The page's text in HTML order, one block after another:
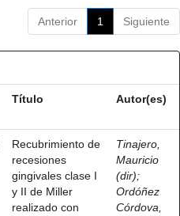
Anterior 1 Siguiente
Título Autor(es)
Recubrimiento de
recesiones
gingivales clase I
y II de Miller
realizado con
Tinajero,
Mauricio
(dir);
Ordóñez
Córdova,